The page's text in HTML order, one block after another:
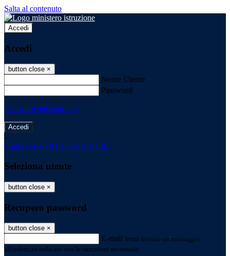
Salta al contenuto
Accedi
Accedi
button close ×
Nome Utente
Password
Password dimenticata?
-
Entra con SPID Entra con CIE
Seleziona utente
button close ×
Recupero password
button close ×
E-mail Verrà inviato un messaggio
all'indirizzo indicato con le istruzioni necessarie.